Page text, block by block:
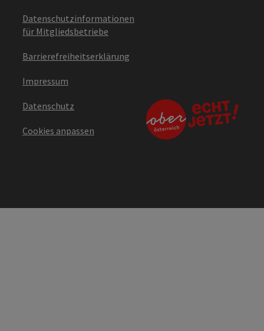
Datenschutzinformationen
für Mitgliedsbetriebe
Barrierefreiheitserklärung
Impressum
Datenschutz
Cookies anpassen